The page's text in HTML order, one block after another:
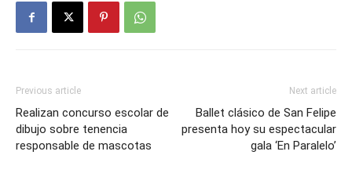
Previous article
Realizan concurso escolar de
dibujo sobre tenencia
responsable de mascotas
Next article
Ballet clásico de San Felipe
presenta hoy su espectacular
gala ‘En Paralelo’